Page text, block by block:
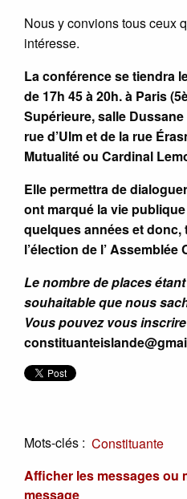
Nous y convions tous ceux
intéresse.
La conférence se tiendra
de 17h 45 à 20h. à Paris
Supérieure, salle Dussane
rue d’Ulm et de la rue
Mutualité ou Cardinal
Elle permettra de
ont marqué la vie
quelques années et
l’élection de l’ Assemblée
Le nombre de places
souhaitable que nous
Vous pouvez vous
Mots-clés : Constituante
Afficher les messages ou
message